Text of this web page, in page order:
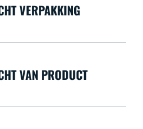
VERPAKKING
VAN PRODUCT